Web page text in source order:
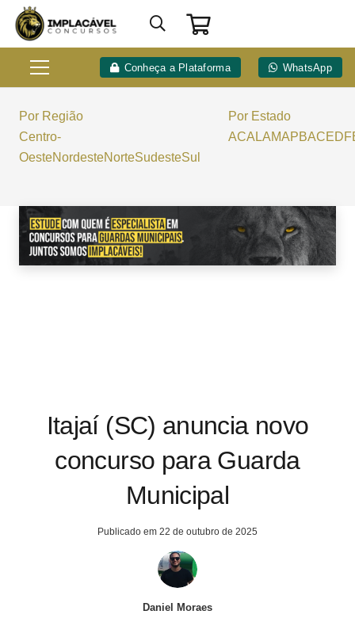
Conheça a Plataforma WhatsApp
Por Região
Centro-
OesteNordesteNorteSudesteSul
Por Estado
ACALAMAPBACEDF
Itajaí (SC) anuncia novo
concurso para Guarda
Municipal
Publicado em 22 de outubro de 2025
Daniel Moraes